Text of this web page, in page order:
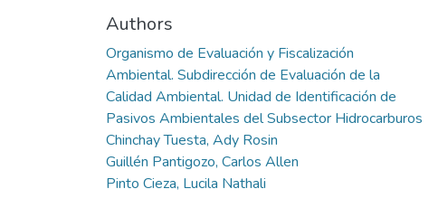
Authors
Organismo de Evaluación y Fiscalización
Ambiental. Subdirección de Evaluación de la
Calidad Ambiental. Unidad de Identificación de
Pasivos Ambientales del Subsector Hidrocarburos
Chinchay Tuesta, Ady Rosin
Guillén Pantigozo, Carlos Allen
Pinto Cieza, Lucila Nathali